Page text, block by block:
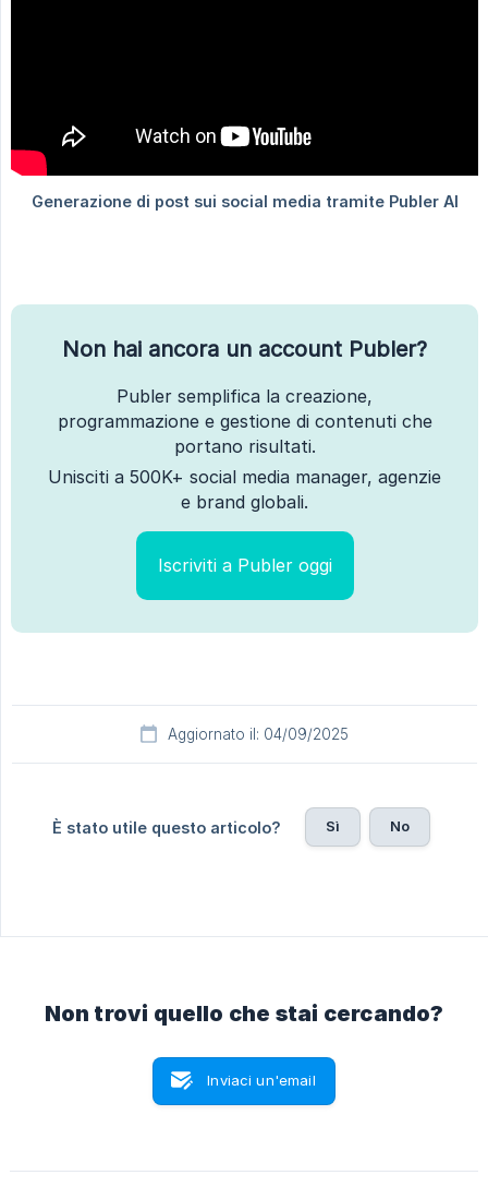
Non hai ancora un account Publer?
Publer semplifica la creazione,
programmazione e gestione di contenuti che
portano risultati.
Unisciti a 500K+ social media manager, agenzie
e brand globali.
Iscriviti a Publer oggi
Aggiornato il: 04/09/2025
È stato utile questo articolo? Sì No
Non trovi quello che stai cercando?
Inviaci un'email